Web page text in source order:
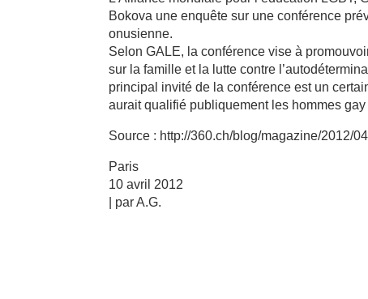
Bokova une enquête sur une conférence
onusienne.
Selon GALE, la conférence vise à
sur la famille et la lutte contre
principal invité de la conférence est un
aurait qualifié publiquement les hommes
Source : http://360.ch/blog/magazine/2012/
Paris
10 avril 2012
| par A.G.